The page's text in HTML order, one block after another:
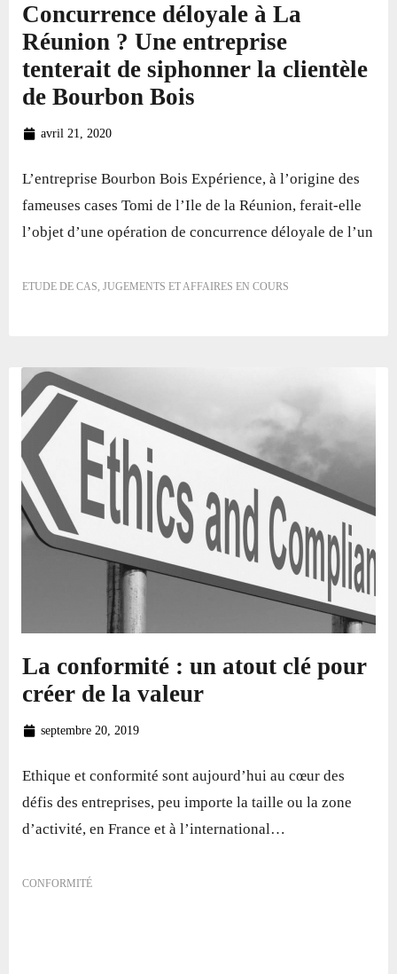
Concurrence déloyale à La
Réunion ? Une entreprise
tenterait de siphonner la clientèle
de Bourbon Bois
avril 21, 2020
L’entreprise Bourbon Bois Expérience, à l’origine des
fameuses cases Tomi de l’Ile de la Réunion, ferait-elle
l’objet d’une opération de concurrence déloyale de l’un
ETUDE DE CAS, JUGEMENTS ET AFFAIRES EN COURS
La conformité : un atout clé pour
créer de la valeur
septembre 20, 2019
Ethique et conformité sont aujourd’hui au cœur des
défis des entreprises, peu importe la taille ou la zone
d’activité, en France et à l’international…
CONFORMITÉ